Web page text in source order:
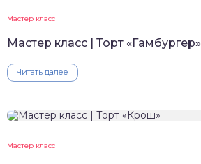
Мастер класс
Мастер класс | Торт «Гамбургер»
Читать далее
Мастер класс